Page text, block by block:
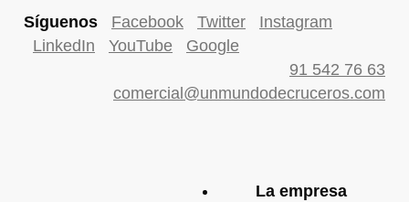
Síguenos Facebook Twitter
Instagram
LinkedIn
YouTube
Google
91 542 76 63
comercial@unmundodecruceros.com
La empresa